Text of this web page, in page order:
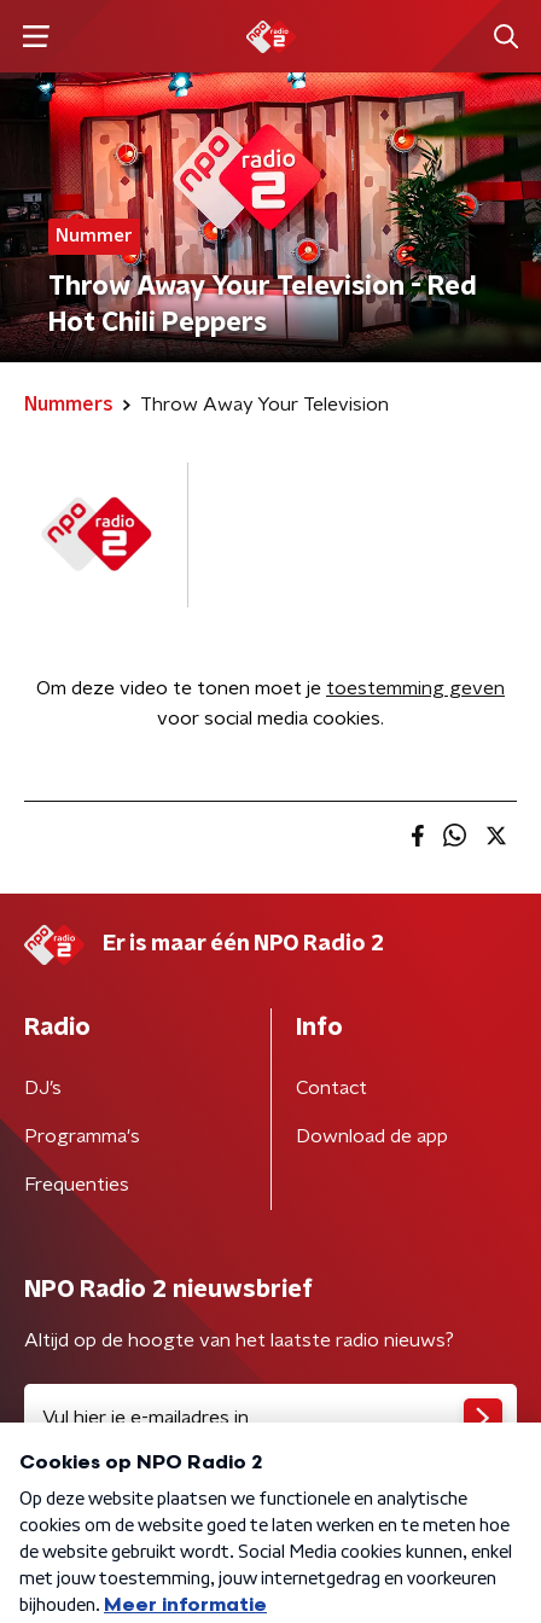
Nummer
Throw Away Your Television - Red
Hot Chili Peppers
Nummers Throw Away Your Television
Om deze video te tonen moet je toestemming geven
voor social media cookies.
Er is maar één NPO Radio 2
Radio
DJ’s
Programma's
Frequenties
Info
Contact
Download de app
NPO Radio 2 nieuwsbrief
Altijd op de hoogte van het laatste radio nieuws?
Algemene voorwaarden